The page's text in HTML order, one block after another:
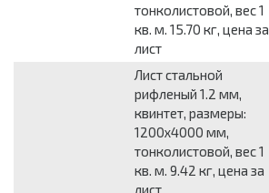
тонколистовой, вес 1
кв. м. 15.70 кг, цена за
лист
Лист стальной
рифленый 1.2 мм,
квинтет, размеры:
1200x4000 мм,
тонколистовой, вес 1
кв. м. 9.42 кг, цена за
лист